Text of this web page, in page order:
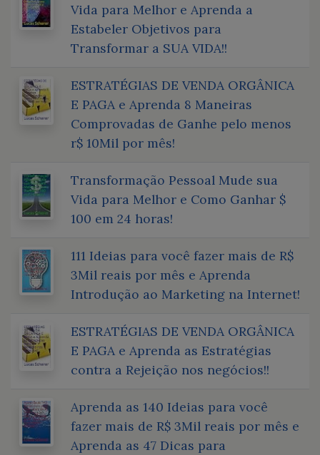
Vida para Melhor e Aprenda a
Estabeler Objetivos para
Transformar a SUA VIDA!!
ESTRATÉGIAS DE VENDA ORGÂNICA
E PAGA e Aprenda 8 Maneiras
Comprovadas de Ganhe pelo menos
r$ 10Mil por mês!
Transformação Pessoal Mude sua
Vida para Melhor e Como Ganhar $
100 em 24 horas!
111 Ideias para você fazer mais de R$
3Mil reais por mês e Aprenda
Introdução ao Marketing na Internet!
ESTRATÉGIAS DE VENDA ORGÂNICA
E PAGA e Aprenda as Estratégias
contra a Rejeição nos negócios!!
Aprenda as 140 Ideias para você
fazer mais de R$ 3Mil reais por mês e
Aprenda as 47 Dicas para